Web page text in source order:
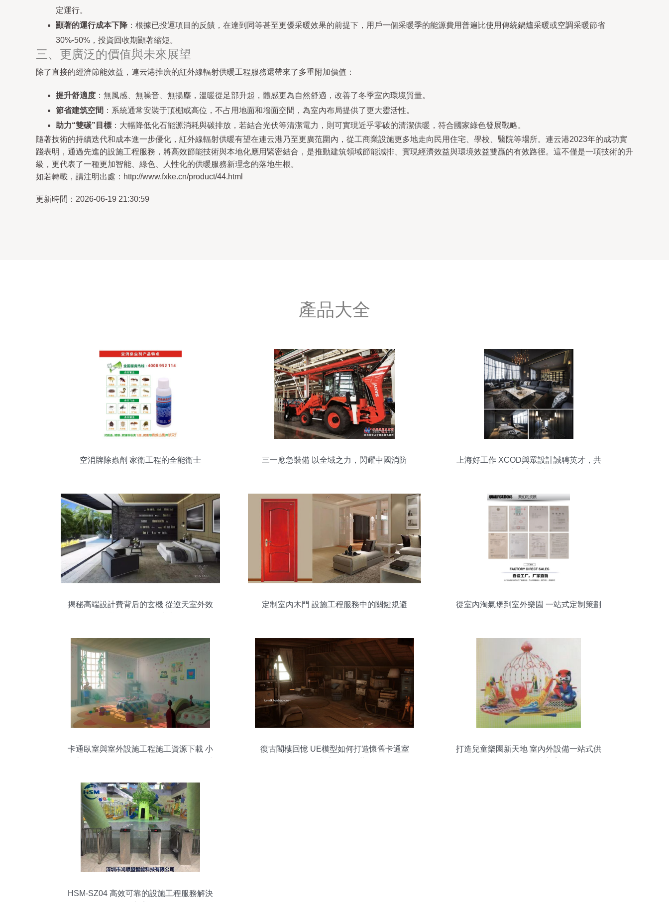
定運行。
顯著的運行成本下降 ：根據已投運項目的反饋，在達到同等甚至更優采暖效果的前提下，用戶一個采暖季的能源費用普遍比使用傳統鍋爐采暖或空調采暖節省
30%-50%，投資回收期顯著縮短。
三、更廣泛的價值與未來展望
除了直接的經濟節能效益，連云港推廣的紅外線輻射供暖工程服務還帶來了多重附加價值：
提升舒適度 ：無風感、無噪音、無揚塵，溫暖從足部升起，體感更為自然舒適，改善了冬季室內環境質量。
節省建筑空間 ：系統通常安裝于頂棚或高位，不占用地面和墻面空間，為室內布局提供了更大靈活性。
助力“雙碳”目標 ：大幅降低化石能源消耗與碳排放，若結合光伏等清潔電力，則可實現近乎零碳的清潔供暖，符合國家綠色發展戰略。
隨著技術的持續迭代和成本進一步優化，紅外線輻射供暖有望在連云港乃至更廣范圍內，從工商業設施更多地走向民用住宅、學校、醫院等場所。連云港2023年的成功實
踐表明，通過先進的設施工程服務，將高效節能技術與本地化應用緊密結合，是推動建筑領域節能減排、實現經濟效益與環境效益雙贏的有效路徑。這不僅是一項技術的升
級，更代表了一種更加智能、綠色、人性化的供暖服務新理念的落地生根。
如若轉載，請注明出處：http://www.fxke.cn/product/44.html
更新時間：2026-06-19 21:30:59
產品大全
空消牌除蟲劑 家衛工程的全能衛士
三一應急裝備 以全域之力，閃耀中國消防
上海好工作 XCOD與眾設計誠聘英才，共
揭秘高端設計費背后的玄機 從逆天室外效
定制室內木門 設施工程服務中的關鍵規避
從室內淘氣堡到室外樂園 一站式定制策劃
卡通臥室與室外設施工程施工資源下載 小
復古閣樓回憶 UE模型如何打造懷舊卡通室
打造兒童樂園新天地 室內外設備一站式供
HSM-SZ04 高效可靠的設施工程服務解決